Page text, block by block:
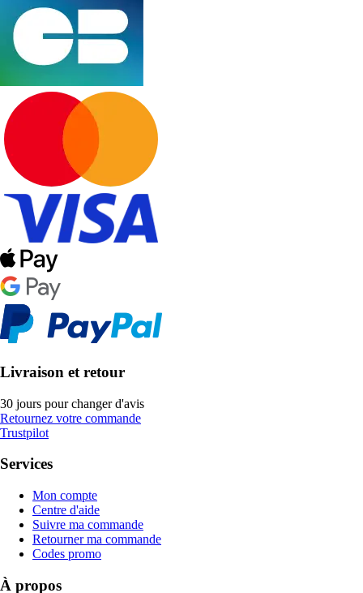
Livraison et retour
30 jours pour changer d'avis
Retournez votre commande
Trustpilot
Services
Mon compte
Centre d'aide
Suivre ma commande
Retourner ma commande
Codes promo
À propos